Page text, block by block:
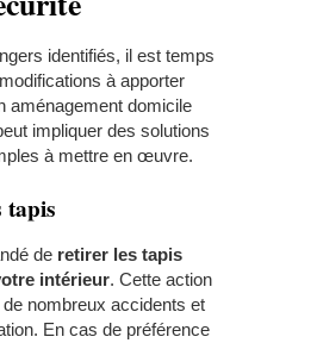
identifiés, il est temps
à apporter
aménagement domicile
impliquer des solutions
à mettre en œuvre.
de retirer les tapis
intérieur. Cette action
de nombreux accidents et
En cas de préférence